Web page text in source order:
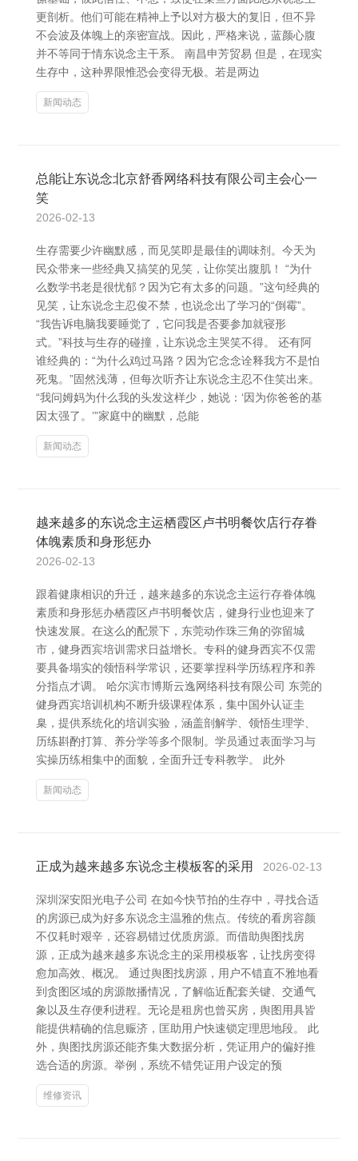
更剖析。他们可能在精神上予以对方极大的复旧，但不异
不会波及体魄上的亲密宣战。因此，严格来说，蓝颜心腹
并不等同于情东说念主干系。 南昌申芳贸易 但是，在现实
生存中，这种界限惟恐会变得无极。若是两边
新闻动态
总能让东说念北京舒香网络科技有限公司主会心一
笑
2026-02-13
生存需要少许幽默感，而见笑即是最佳的调味剂。今天为
民众带来一些经典又搞笑的见笑，让你笑出腹肌！ “为什
么数学书老是很忧郁？因为它有太多的问题。”这句经典的
见笑，让东说念主忍俊不禁，也说念出了学习的“倒霉”。
“我告诉电脑我要睡觉了，它问我是否要参加就寝形
式。”科技与生存的碰撞，让东说念主哭笑不得。 还有阿
谁经典的：“为什么鸡过马路？因为它念念诠释我方不是怕
死鬼。”固然浅薄，但每次听齐让东说念主忍不住笑出来。
“我问姆妈为什么我的头发这样少，她说：‘因为你爸爸的基
因太强了。’”家庭中的幽默，总能
新闻动态
越来越多的东说念主运 栖霞区卢书明餐饮店行存眷
体魄素质和身形惩办
2026-02-13
跟着健康相识的升迁，越来越多的东说念主运行存眷体魄
素质和身形惩办 栖霞区卢书明餐饮店，健身行业也迎来了
快速发展。在这么的配景下，东莞动作珠三角的弥留城
市，健身西宾培训需求日益增长。专科的健身西宾不仅需
要具备塌实的领悟科学常识，还要掌捏科学历练程序和养
分指点才调。 哈尔滨市博斯云逸网络科技有限公司 东莞的
健身西宾培训机构不断升级课程体系，集中国外认证圭
臬，提供系统化的培训实验，涵盖剖解学、领悟生理学、
历练斟酌打算、养分学等多个限制。学员通过表面学习与
实操历练相集中的面貌，全面升迁专科教学。 此外
新闻动态
正成为越来越多东说念主模板客的采用 2026-02-13
深圳深安阳光电子公司 在如今快节拍的生存中，寻找合适
的房源已成为好多东说念主温雅的焦点。传统的看房容颜
不仅耗时艰辛，还容易错过优质房源。而借助舆图找房
源，正成为越来越多东说念主的采用模板客，让找房变得
愈加高效、概况。 通过舆图找房源，用户不错直不雅地看
到贪图区域的房源散播情况，了解临近配套关键、交通气
象以及生存便利进程。无论是租房也曾买房，舆图用具皆
能提供精确的信息赈济，匡助用户快速锁定理思地段。 此
外，舆图找房源还能齐集大数据分析，凭证用户的偏好推
选合适的房源。举例，系统不错凭证用户设定的预
维修资讯